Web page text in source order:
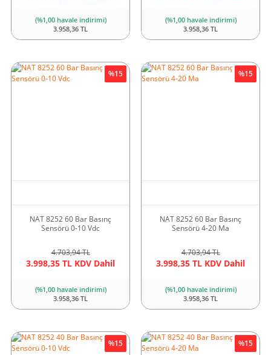
(%1,00 havale indirimi)
3.958,36 TL
(%1,00 havale indirimi)
3.958,36 TL
NAT 8252 60 Bar Basınç
Sensörü 0-10 Vdc
4.703,94 TL
3.998,35 TL KDV Dahil
%15
(%1,00 havale indirimi)
3.958,36 TL
NAT 8252 60 Bar Basınç
Sensörü 4-20 Ma
4.703,94 TL
3.998,35 TL KDV Dahil
%15
(%1,00 havale indirimi)
3.958,36 TL
%15 %15